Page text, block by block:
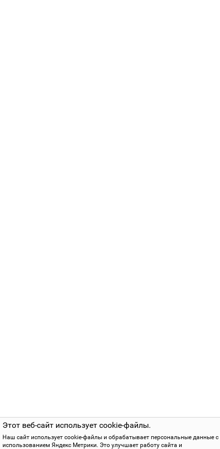
Этот веб-сайт использует cookie-файлы.
Наш сайт использует cookie-файлы и обрабатывает персональные данные с
использованием Яндекс Метрики. Это улучшает работу сайта и